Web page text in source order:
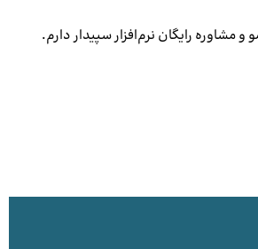
و مشاوره رایگان نرم‌افزار سپیدار دارم.